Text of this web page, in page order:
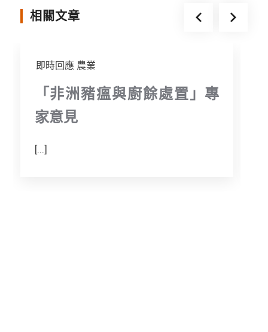
相關文章
即時回應 農業
「非洲豬瘟與廚餘處置」專
家意見
[...]